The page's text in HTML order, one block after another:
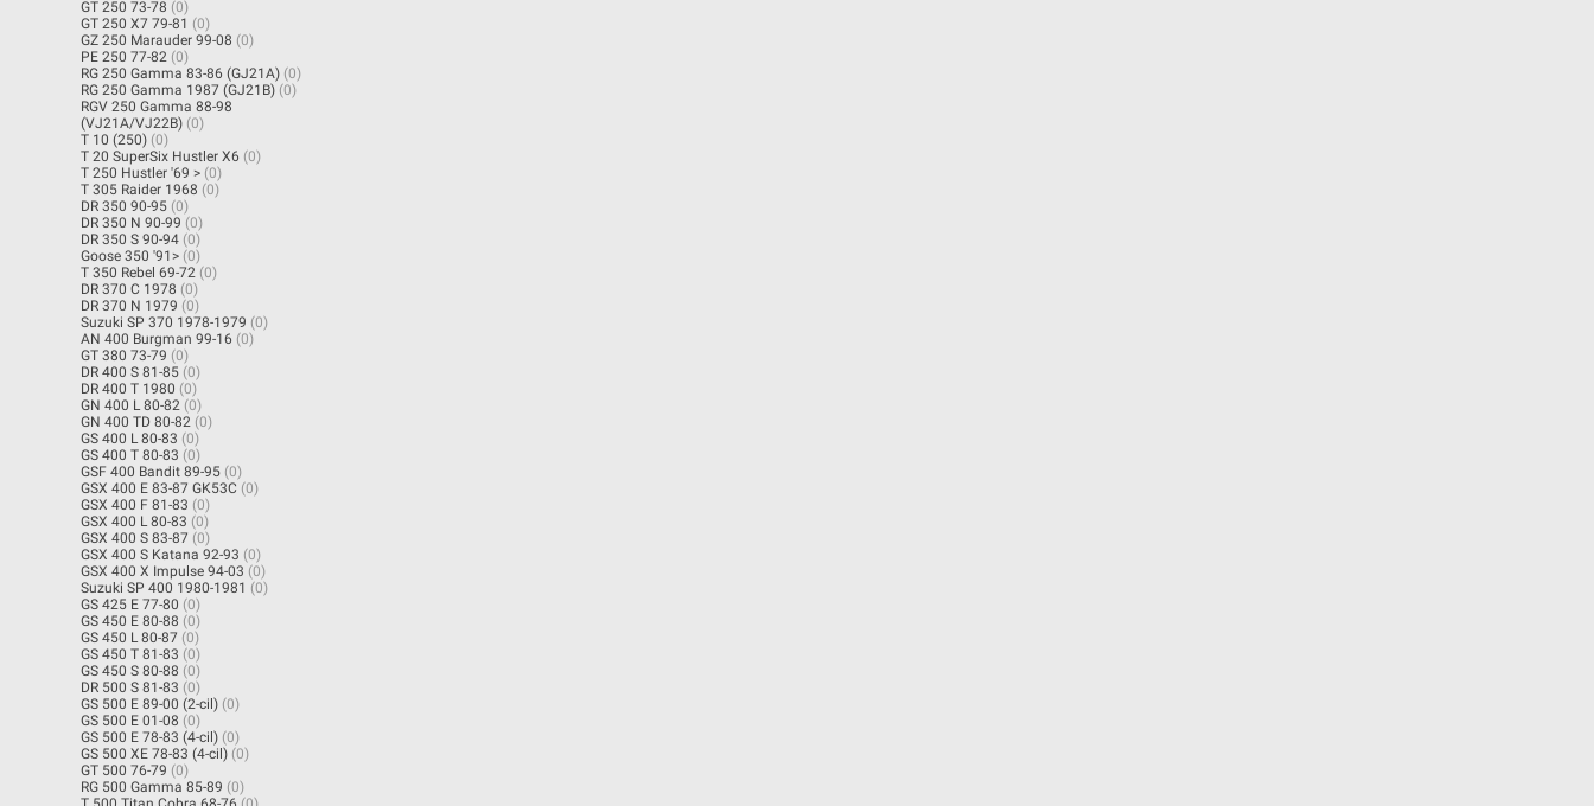
GT 250 73-78 (0)
GT 250 X7 79-81 (0)
GZ 250 Marauder 99-08 (0)
PE 250 77-82 (0)
RG 250 Gamma 83-86 (GJ21A) (0)
RG 250 Gamma 1987 (GJ21B) (0)
RGV 250 Gamma 88-98
(VJ21A/VJ22B) (0)
T 10 (250) (0)
T 20 SuperSix Hustler X6 (0)
T 250 Hustler '69 > (0)
T 305 Raider 1968 (0)
DR 350 90-95 (0)
DR 350 N 90-99 (0)
DR 350 S 90-94 (0)
Goose 350 '91> (0)
T 350 Rebel 69-72 (0)
DR 370 C 1978 (0)
DR 370 N 1979 (0)
Suzuki SP 370 1978-1979 (0)
AN 400 Burgman 99-16 (0)
GT 380 73-79 (0)
DR 400 S 81-85 (0)
DR 400 T 1980 (0)
GN 400 L 80-82 (0)
GN 400 TD 80-82 (0)
GS 400 L 80-83 (0)
GS 400 T 80-83 (0)
GSF 400 Bandit 89-95 (0)
GSX 400 E 83-87 GK53C (0)
GSX 400 F 81-83 (0)
GSX 400 L 80-83 (0)
GSX 400 S 83-87 (0)
GSX 400 S Katana 92-93 (0)
GSX 400 X Impulse 94-03 (0)
Suzuki SP 400 1980-1981 (0)
GS 425 E 77-80 (0)
GS 450 E 80-88 (0)
GS 450 L 80-87 (0)
GS 450 T 81-83 (0)
GS 450 S 80-88 (0)
DR 500 S 81-83 (0)
GS 500 E 89-00 (2-cil) (0)
GS 500 E 01-08 (0)
GS 500 E 78-83 (4-cil) (0)
GS 500 XE 78-83 (4-cil) (0)
GT 500 76-79 (0)
RG 500 Gamma 85-89 (0)